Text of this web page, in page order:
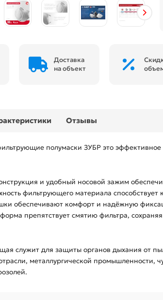
Доставка
на объект
Отзывы
полумаски ЗУБР это
и удобный носовой зажим
фильтрующего материала способствует
обеспечивают комфорт и надёжную
препятствует смятию фильтра,
служит для защиты органов дыхания от
металлургической промышленности,